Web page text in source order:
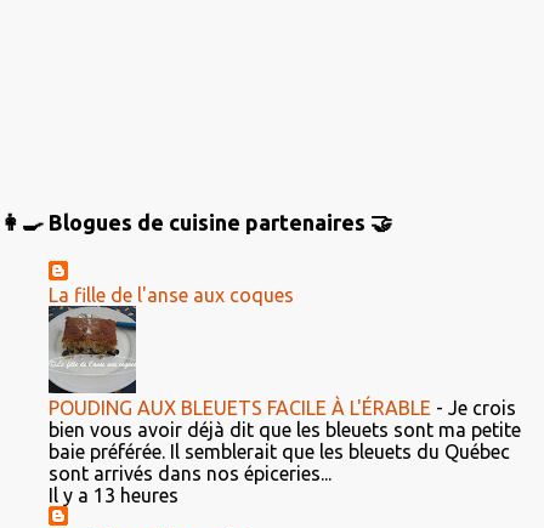
👩‍🍳 Blogues de cuisine partenaires 🤝
La fille de l'anse aux coques
POUDING AUX BLEUETS FACILE À L'ÉRABLE - Je crois
bien vous avoir déjà dit que les bleuets sont ma petite
baie préférée. Il semblerait que les bleuets du Québec
sont arrivés dans nos épiceries...
Il y a 13 heures